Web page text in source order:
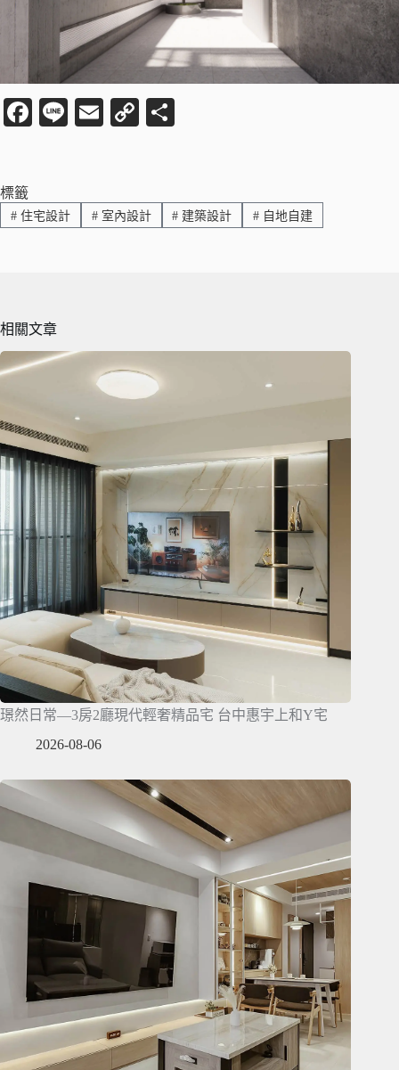
Fa
ok
Li
E
C
Li
nk
標籤
#住宅設計 #室內設計 # 建築設計 # 自地自建
相關文章
璟然日常—3房2廳現代輕奢精品宅 台中惠宇上和Y宅
2026-08-06